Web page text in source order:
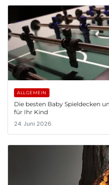
ALLGEMEIN
Die besten Baby Spieldecken
für Ihr Kind
24. Juni 2026